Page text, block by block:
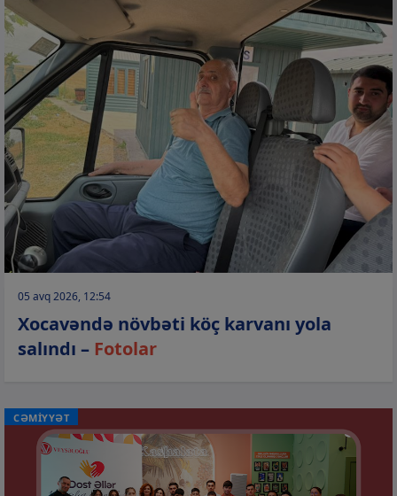
05 avq 2026, 12:54
Xocavəndə növbəti köç karvanı yola
salındı – Fotolar
CƏMİYYƏT